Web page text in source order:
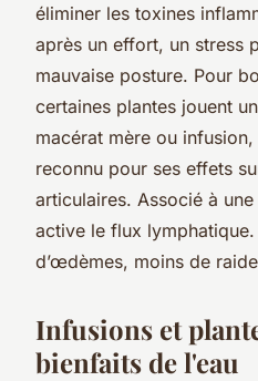
éliminer les toxines
après un effort, un stress
mauvaise posture. Pour
certaines plantes jouent
macérat mère ou
reconnu pour ses effets
articulaires. Associé à
active le flux lymphatique.
d’œdèmes, moins de
Infusions et
bienfaits de l'eau